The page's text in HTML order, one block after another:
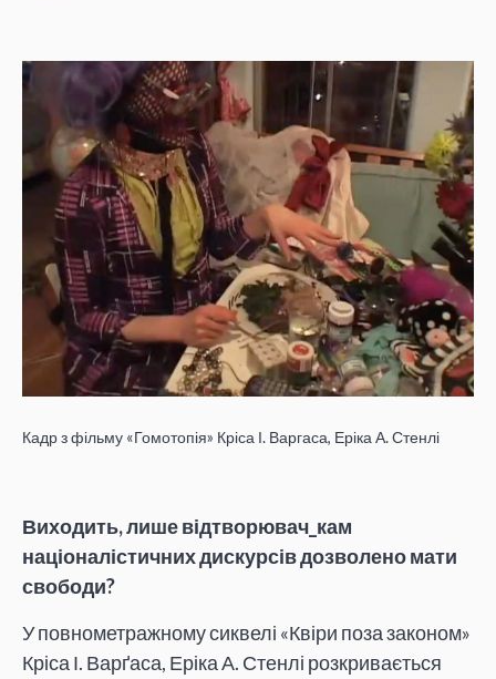
Кадр з фільму «Гомотопія» Кріса І. Варгаса, Еріка А. Стенлі
Виходить, лише відтворювач_кам
націоналістичних дискурсів дозволено мати
свободи?
У повнометражному сиквелі «Квіри поза законом»
Кріса І. Варґаса, Еріка А. Стенлі розкривається